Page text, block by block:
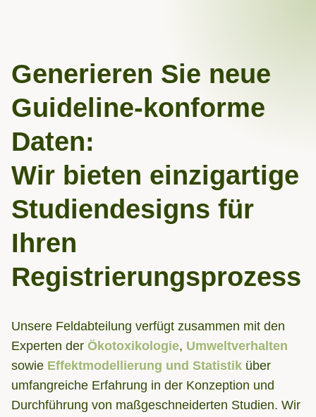
Generieren Sie neue
Guideline-konforme
Daten:
Wir bieten einzigartige
Studiendesigns für
Ihren
Registrierungsprozess
Unsere Feldabteilung verfügt zusammen mit den
Experten der Ökotoxikologie, Umweltverhalten
sowie Effektmodellierung und Statistik über
umfangreiche Erfahrung in der Konzeption und
Durchführung von maßgeschneiderten Studien. Wir